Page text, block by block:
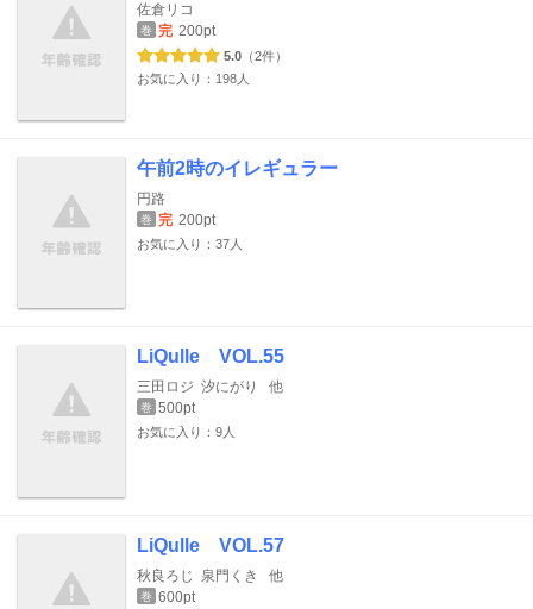
佐倉リコ
巻 完 200pt
5.0 （2件）
お気に入り：198人
午前2時のイレギュラー
円路
巻 完 200pt
お気に入り：37人
LiQulle VOL.55
三田ロジ 汐にがり 他
巻 500pt
お気に入り：9人
LiQulle VOL.57
秋良ろじ 泉門くき 他
巻 600pt